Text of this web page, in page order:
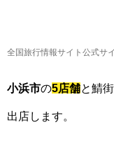
全国旅行情報サイト公式サ
小浜市の5店舗と鯖
出店します。